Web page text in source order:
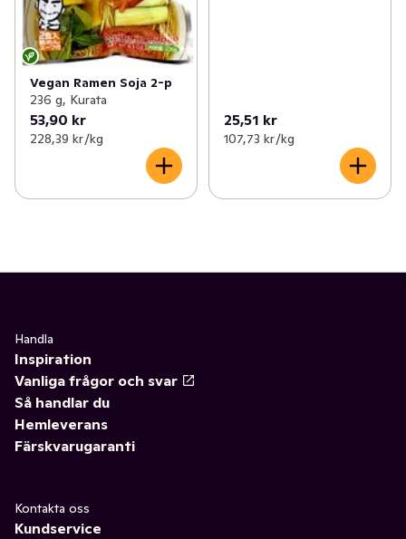
Vegan Ramen Soja 2-p
236 g, Kurata
53,90 kr
228,39 kr /kg
25,51 kr
107,73 kr /kg
Handla
Inspiration
Vanliga frågor och svar
Så handlar du
Hemleverans
Färskvarugaranti
Kontakta oss
Kundservice